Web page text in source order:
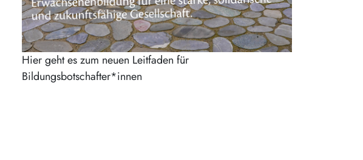
Hier geht es zum neuen Leitfaden für
Bildungsbotschafter*innen